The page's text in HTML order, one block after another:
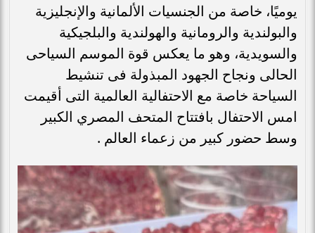
يوميًا، خاصة من الجنسيات الألمانية والإنجليزية
والبولندية والرومانية والهولندية والبلجيكية
والسويدية، وهو ما يعكس قوة الموسم السياحى
الحالى ونجاح الجهود المبذولة فى تنشيط
السياحة خاصة مع الاحتفالية العالمية التى أقيمت
امس الاحتفال بافتتاح المتحف المصري الكبير
وسط حضور كبير من زعماء العالم .